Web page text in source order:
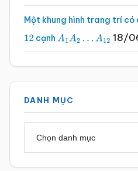
Một khung hình trang trí
12 cạnh A1A2…A 12 18/
DANH MỤC